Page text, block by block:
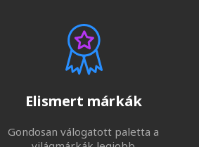
Elismert márkák
Gondosan válogatott paletta a